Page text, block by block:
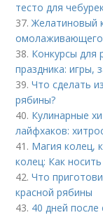
тесто для
37.Желатиновый
38. Конкурсы для
праздника: игры,
39.Что сделать
рябины?
40. Кулинарные
лайфхаков:
41. Магия колец,
колец: Как
42.Что
красной рябины
43. 40 дней